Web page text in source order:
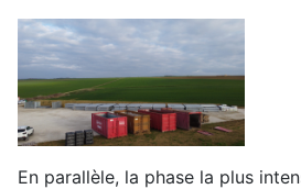
En parallèle, la phase la plus